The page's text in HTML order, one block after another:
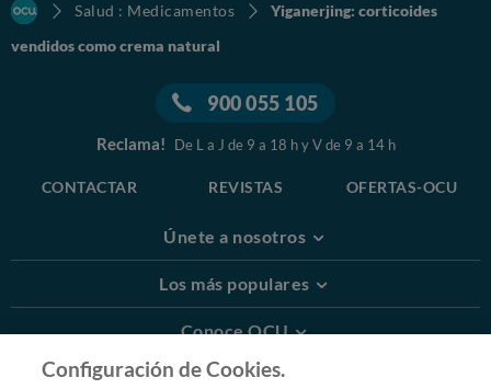
Salud : Medicamentos
Yiganerjing: corticoides
vendidos como crema natural
900 055 105
Reclama! De L a J de 9 a 18 h y V de 9 a 14 h
CONTACTAR REVISTAS OFERTAS-OCU
Únete a nosotros
Los más populares
Conoce OCU
Más Información
Configuración de Cookies.